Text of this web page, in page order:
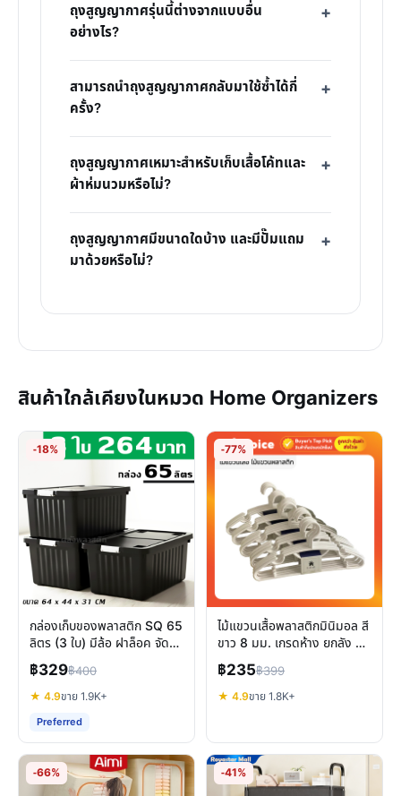
ถุงสูญญากาศรุ่นนี้ต่างจากแบบอื่น
อย่างไร?
สามารถนำถุงสูญญากาศกลับมาใช้ซ้ำได้กี่
ครั้ง?
ถุงสูญญากาศเหมาะสำหรับเก็บเสื้อโค้ทและ
ผ้าห่มนวมหรือไม่?
ถุงสูญญากาศมีขนาดใดบ้าง และมีปั๊มแถม
มาด้วยหรือไม่?
สินค้าใกล้เคียงในหมวด Home Organizers
-18%
กล่องเก็บของพลาสติก SQ 65
ลิตร (3 ใบ) มีล้อ ฝาล็อค จัด
ระเบียบง่าย
฿329฿400
★ 4.9ขาย 1.9K+
Preferred
-77%
ไม้แขวนเสื้อพลาสติกมินิมอล สี
ขาว 8 มม. เกรดห้าง ยกลัง 30
ชิ้น จัดตู้
฿235฿399
★ 4.9ขาย 1.8K+
-66% -41%